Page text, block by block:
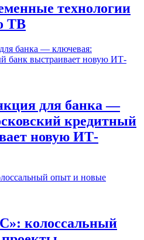
технологии
ТВ
для банка —
кредитный
новую ИТ-
колоссальный